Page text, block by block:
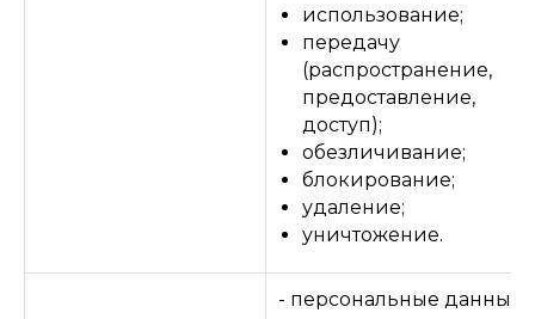
использование;
передачу
(распространение,
предоставление,
доступ);
обезличивание;
блокирование;
удаление;
уничтожение.
- персональные данные,